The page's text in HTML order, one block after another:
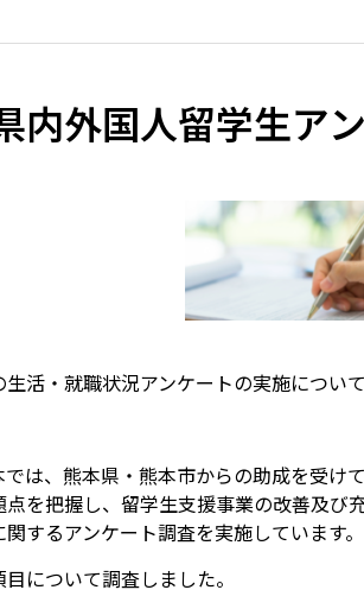
内外国人留学生ア
活・就職状況アンケートの実施について
は、熊本県・熊本市からの助成を受け
を把握し、留学生支援事業の改善及び
するアンケート調査を実施しています。
について調査しました。